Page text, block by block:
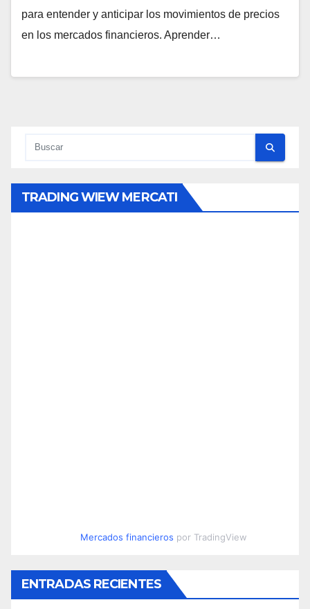
para entender y anticipar los movimientos de precios
en los mercados financieros. Aprender…
TRADING WIEW MERCATI
Mercados financieros por TradingView
ENTRADAS RECIENTES